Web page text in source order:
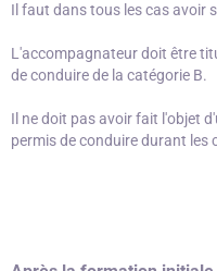
Il faut dans tous les cas avoir
L'accompagnateur doit être
de conduire de la catégorie B.
Il ne doit pas avoir fait l'objet
permis de conduire durant les